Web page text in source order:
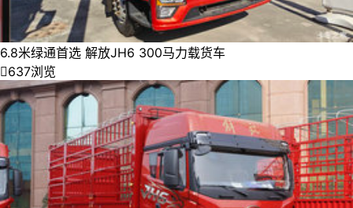
6.8米绿通首选 解放JH6 300马力载货车
637浏览